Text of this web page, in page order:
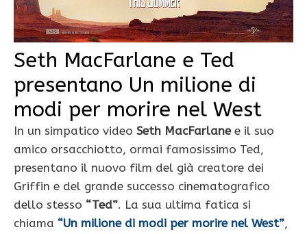
Seth MacFarlane e Ted
presentano Un milione di
modi per morire nel West
In un simpatico video Seth MacFarlane e il suo
amico orsacchiotto, ormai famosissimo Ted,
presentano il nuovo film del già creatore dei
Griffin e del grande successo cinematografico
dello stesso “Ted”. La sua ultima fatica si
chiama “Un milione di modi per morire nel West”,